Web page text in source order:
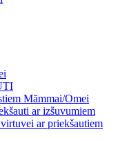
Māmmai/Omei
ar izšuvumiem
ar priekšautiem